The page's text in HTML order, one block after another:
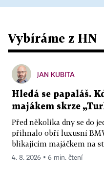
Vybíráme z HN
JAN KUBITA
Hledá se papaláš.
majákem skrze
Před několika dny se do
přihnalo obří luxusní
blikajícím majáčkem na
4. 8. 2026 ▪ 6 min. čtení